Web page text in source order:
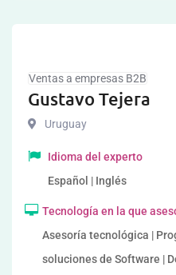
Ventas a empresas B2B
Gustavo Tejera
Uruguay
Idioma del experto
Español | Inglés
Tecnología en la que
Asesoría tecnológica |
soluciones de Software |